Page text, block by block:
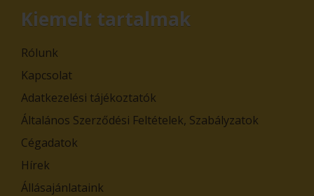
Kiemelt tartalmak
Rólunk
Kapcsolat
Adatkezelési tájékoztatók
Általános Szerződési Feltételek, Szabályzatok
Cégadatok
Hírek
Állásajánlataink